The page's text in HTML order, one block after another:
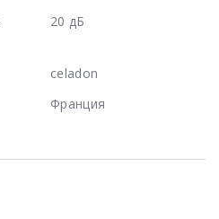
20 дБ
celadon
Франция